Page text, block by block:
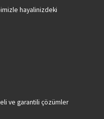
hayalinizdeki
ve garantili çözümler